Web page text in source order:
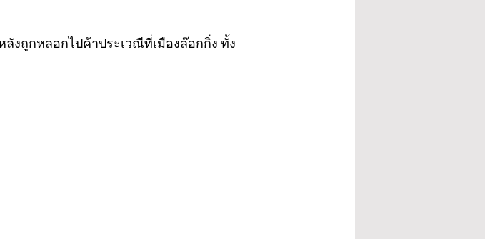
งถูกหลอกไปค้าประเวณีที่เมืองล๊อกกิ่ง ทั้ง